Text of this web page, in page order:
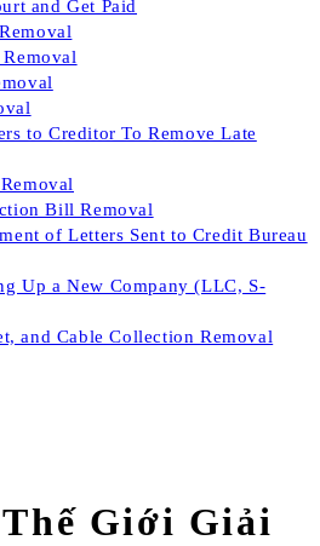
and Get Paid
to Creditor To Remove Late
Bill Removal
of Letters Sent to Credit Bureau
Up a New Company (LLC, S-
and Cable Collection Removal
Giới Giải